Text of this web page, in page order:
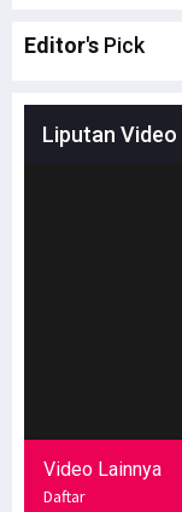
Editor's Pick
Liputan Video
Video Lainnya
Daftar